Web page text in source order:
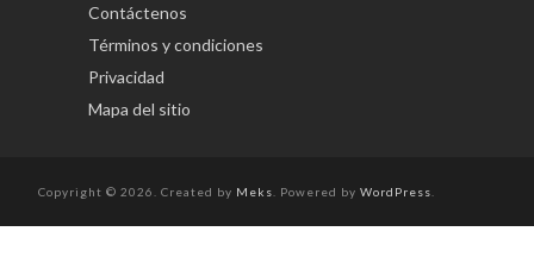
Contáctenos
Términos y condiciones
Privacidad
Mapa del sitio
Copyright © 2026. Created by Meks . Powered by WordPress